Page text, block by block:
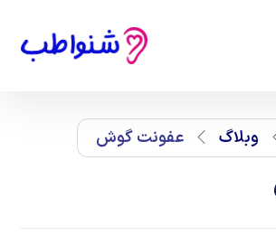
وبلاگ عفونت گوش